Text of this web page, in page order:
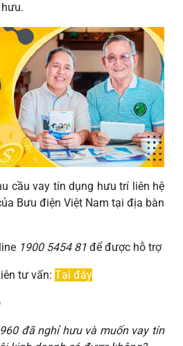
cầu vay tín dụng hưu trí liên hệ
Bưu điện Việt Nam tại địa bàn
1900 5454 81 để được hỗ trợ
tư vấn: Tại đây
đã nghỉ hưu và muốn vay tín